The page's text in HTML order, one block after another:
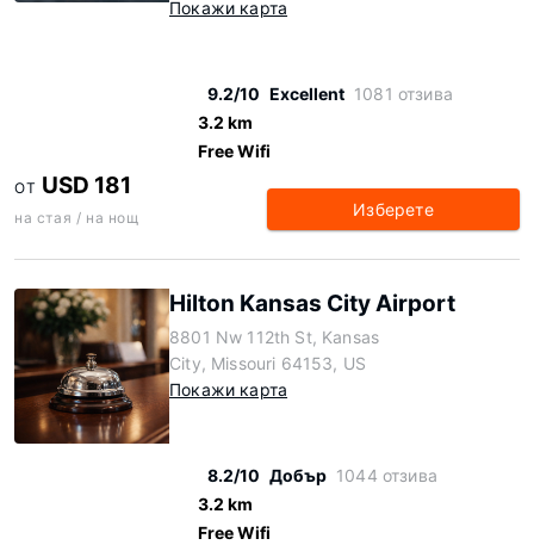
Покажи карта
9.2/10 Excellent 1081 отзива
3.2 km
Free Wifi
ОТ USD 181
на стая / на нощ Изберете
Hilton Kansas City Airport
8801 Nw 112th St, Kansas
City, Missouri 64153, US
Покажи карта
8.2/10 Добър 1044 отзива
3.2 km
Free Wifi